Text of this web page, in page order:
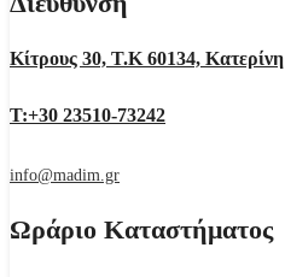
Κίτρους 30, Τ.Κ 60134, Κατερίνη
Τ:+30 23510-73242
info@madim.gr
Ωράριο Καταστήματος